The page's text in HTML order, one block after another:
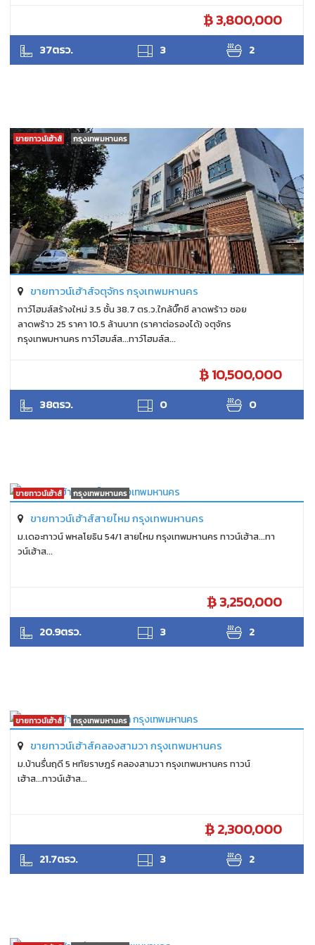
3,800,000
37ตรว. 3 2
ANTPUNYAPA
ขายทาวน์เฮ้าส์ กรุงเทพมหานคร
ขายทาวน์เฮ้าส์จตุจักร กรุงเทพมหานคร
ทาว์โฮมส์สร้างใหม่ 3.5 ชั้น 38.7 ตร.ว.ใกล้บิ๊กซี ลาดพร้าว ซอย
ลาดพร้าว 25 ราคา 10.5 ล้านบาท (ราคาต่อรองได้) จตุจักร
กรุงเทพมหานคร ทาว์โฮมส์ส...ทาว์โฮมส์ส...
10,500,000
38ตรว. 0 0
ANTPUNYAPA
ขายทาวน์เฮ้าส์ กรุงเทพมหานคร
ขายทาวน์เฮ้าส์สายไหม กรุงเทพมหานคร
ม.เดอะทาวน์ พหลโยธิน 54/1 สายไหม กรุงเทพมหานคร ทาวน์เฮ้าส...ทา
วน์เฮ้าส...
3,250,000
20.9ตรว. 3 2
SUKHON
ขายทาวน์เฮ้าส์ กรุงเทพมหานคร
ขายทาวน์เฮ้าส์คลองสามวา กรุงเทพมหานคร
ม.บ้านรื่นฤดี 5 หทัยราษฎร์ คลองสามวา กรุงเทพมหานคร ทาวน์
เฮ้าส...ทาวน์เฮ้าส...
2,300,000
21.7ตรว. 3 2
SUKHON